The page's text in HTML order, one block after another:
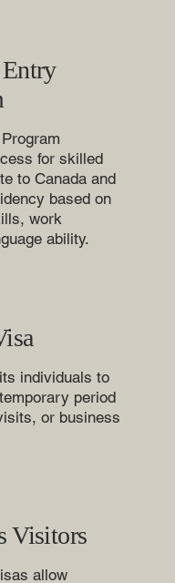
for skilled
to Canada and
based on
work
ability.
individuals to
period
or business
Visitors
allow